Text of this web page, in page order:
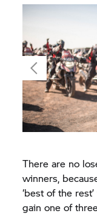
There are no
winners,
‘best of the
gain one of